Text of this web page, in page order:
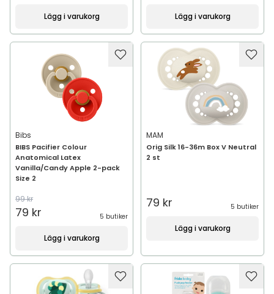
Lägg i varukorg Lägg i varukorg
Bibs
BIBS Pacifier Colour
Anatomical Latex
Vanilla/Candy Apple 2-pack
Size 2
99 kr
79 kr 5 butiker
Lägg i varukorg
MAM
Orig Silk 16-36m Box V Neutral
2 st
79 kr 5 butiker
Lägg i varukorg